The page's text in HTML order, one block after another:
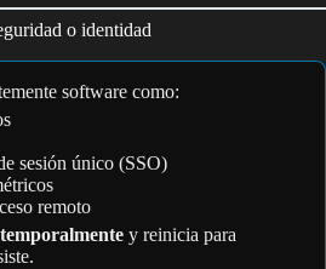
o identidad
software como:
sesión único (SSO)
remoto
y reinicia para